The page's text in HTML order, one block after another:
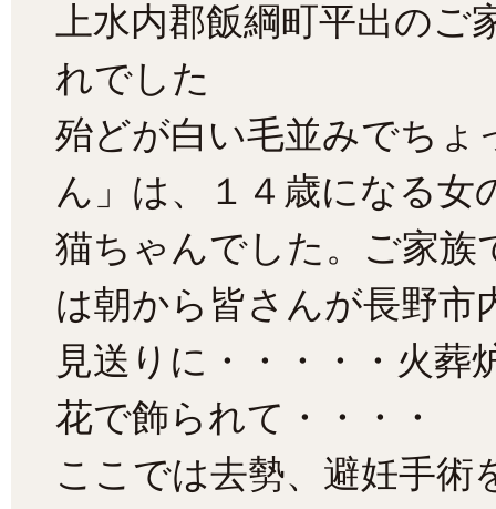
上水内郡飯綱町平出の
れでした
殆どが白い毛並みでちょ
ん」は、１４歳になる女
猫ちゃんでした。ご家族
は朝から皆さんが長野市
見送りに・・・・・火
花で飾られて・・・・
ここでは去勢、避妊手術